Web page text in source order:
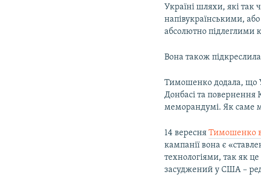
Україні шляхи, які так
напівукраїнськими,
абсолютно підлеглими
Вона також
Тимошенко додала, що
Донбасі та
меморандумі. Як саме
14 вересняТимошенко
кампанії вона є
технологіями, так як
засуджений у США –